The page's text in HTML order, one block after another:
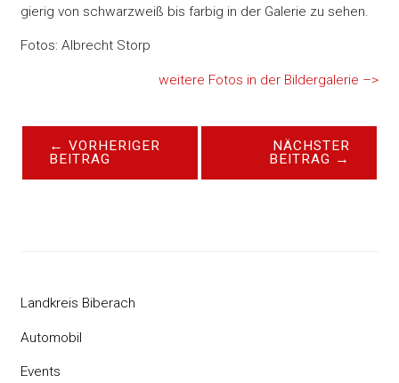
gierig von schwarzweiß bis farbig in der Galerie zu sehen.
Fotos: Albrecht Storp
weitere Fotos in der Bildergalerie –>
← VORHERIGER
BEITRAG
NÄCHSTER
BEITRAG →
Landkreis Biberach
Automobil
Events